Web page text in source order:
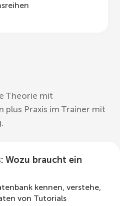
Theorie mit
plus Praxis im Trainer mit
Wozu braucht ein
kennen, verstehe,
von Tutorials